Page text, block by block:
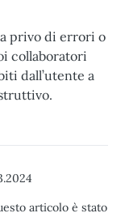
privo di errori o
collaboratori
dall’utente a
articolo è stato